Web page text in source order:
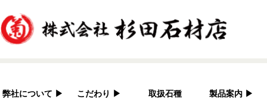
弊社について ▶ こだわり ▶ 取扱石種 製品案内 ▶